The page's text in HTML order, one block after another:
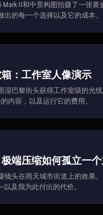
Mark II和中景构图拍摄了一张黄
出的每一个选择以及它的成本。
：工作室人像演示
湿巴黎街头获得工作室级的光
内容，以及运行它的费用。
极端压缩如何孤立一
镜头在雨天城市街道上的效果
及我为此付出的代价。